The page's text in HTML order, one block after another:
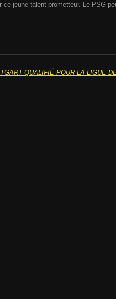
jeune talent prometteur. Le PSG
QUALIFIÉ POUR LA LIGUE